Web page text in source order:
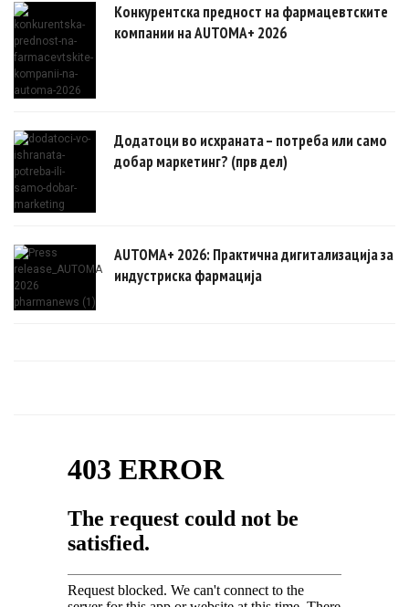
Конкурентска предност на фармацевтските
компании на AUTOMA+ 2026
Додатоци во исхраната – потреба или само
добар маркетинг? (прв дел)
AUTOMA+ 2026: Практична дигитализација за
индустриска фармација